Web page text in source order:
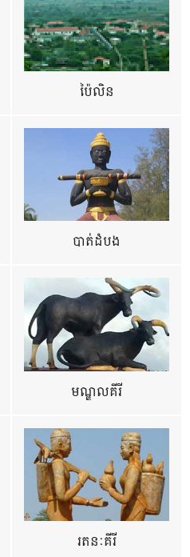
ប៉ៃលិន
បាត់ដំបង
មណ្ឌលគីរី
រតនៈគីរី